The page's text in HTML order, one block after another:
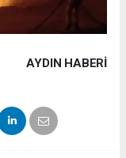
AYDIN HABERİ